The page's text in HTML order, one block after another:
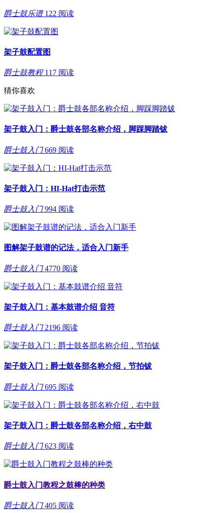
爵士鼓乐谱 122 阅读
架子鼓配置图
爵士鼓教程 117 阅读
猜你喜欢
架子鼓入门：爵士鼓各部名称介绍，脚踩脚踏钹
爵士鼓入门 669 阅读
架子鼓入门：HI-Hat打击示范
爵士鼓入门 994 阅读
图解架子鼓谱的记法，适合入门新手
爵士鼓入门 4770 阅读
架子鼓入门：基本鼓谱介绍 音符
爵士鼓入门 2196 阅读
架子鼓入门：爵士鼓各部名称介绍，节拍钹
爵士鼓入门 695 阅读
架子鼓入门：爵士鼓各部名称介绍，右中鼓
爵士鼓入门 623 阅读
爵士鼓入门教程之鼓棒的种类
爵士鼓入门 405 阅读